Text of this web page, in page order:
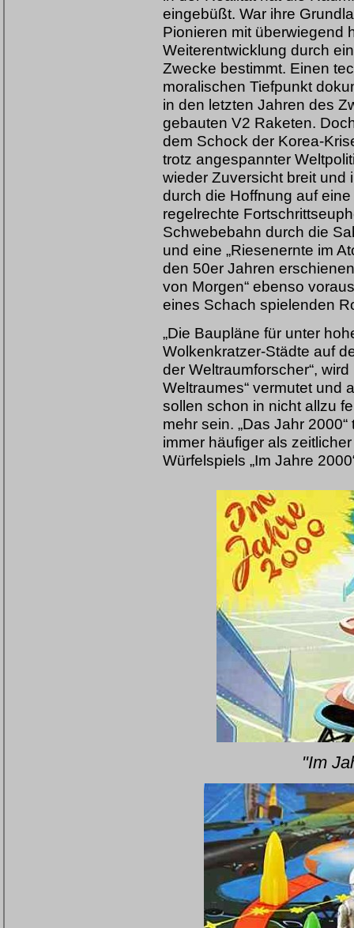
eingebüßt. War ihre
Pionieren mit überwiegend
Weiterentwicklung durch
Zwecke bestimmt. Einen
moralischen Tiefpunkt
in den letzten Jahren des
gebauten V2 Raketen.
dem Schock der Korea-
trotz angespannter
wieder Zuversicht breit und
durch die Hoffnung auf
regelrechte
Schwebebahn durch die
und eine „Riesenernte im
den 50er Jahren
von Morgen“ ebenso
eines Schach spielenden
„Die Baupläne für unter
Wolkenkratzer-Städte auf
der Weltraumforscher“,
Weltraumes“ vermutet und
sollen schon in nicht allzu
mehr sein. „Das Jahr
immer häufiger als
Würfelspiels „Im Jahre
"Im